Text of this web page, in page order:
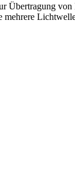
Übertragung
mehrere